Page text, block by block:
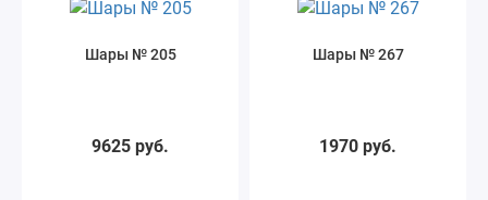
Шары № 205
9625 руб.
Шары № 267
1970 руб.